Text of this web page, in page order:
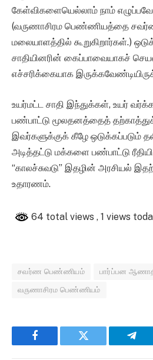
கேள்விகளையெல்லாம் நாம்
(வருணாசிரம பெண்ணியத்தை
மலையாளத்தில் கூறுகிறார்கள்.)
சாதியினரின் கைப்பாவையாகச்
எச்சரிக்கையாக
உயர்மட்ட சாதி இந்துக்கள், உயர்
பண்பாட்டு மூலதனத்தைத்
இவர்களுக்குக் கீழே ஒடுக்கப்படும்
அடித்தட்டு மக்களை பண்பாட்டு
“காலச்சுவடு” இதழின் அரசியல்
உதாரணம்.
64 total views , 1 views
சவர்ண பெண்ணியம் பார்ப்பன
வருணாசிரம பெண்ணியம்
Facebook Twitter